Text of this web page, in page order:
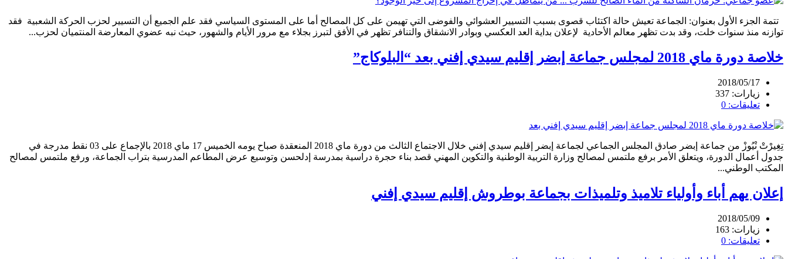
تتمة الجزء الأول بعنوان: الجماعة تعيش حالة اكتئاب قصوى بسبب التسيير العشوائي والفوضى التي تهيمن على كل المصالح أما على المستوى السياسي فقد علم الجميع أن التسيير لحزب الحركة الشعبية فقد
توازنه منذ سنوات خلت، وقد بدت تظهر معالم الأحادية لإعلان بداية العد العكسي وبوادر الانشقاق والتنافر تظهر في الأفق لتبرز بجلاء مع مرور الأيام والشهور، حيث نبه عضوي المعارضة المنتميان لحزب...
خلاصة دورة ماي 2018 لمجلس جماعة إبضر إقليم سيدي إفني بعد “البلوكاج”
2018/05/17
زيارات: 337
تعليقات: 0
تِغِيرْتْ نْيُوزْ من جماعة إبضر صادق المجلس الجماعي لجماعة إبضر إقليم سيدي إفني خلال الاجتماع الثالث من دورة ماي 2018 المنعقدة صباح يومه الخميس 17 ماي 2018 بالإجماع على 03 نقط مدرجة في
جدول أعمال الدورة، ويتعلق الأمر برفع ملتمس لمصالح وزارة التربية الوطنية والتكوين المهني قصد بناء حجرة دراسية بمدرسة إدلحسن وتوسيع عرض المطاعم المدرسية بتراب الجماعة، ورفع ملتمس لمصالح
المكتب الوطني...
إعلان يهم أباء وأولياء تلاميذ وتلميذات بجماعة بوطروش إقليم سيدي إفني
2018/05/09
زيارات: 163
تعليقات: 0